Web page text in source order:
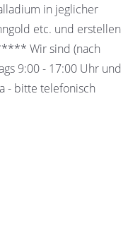
in jeglicher
etc. und erstellen
Wir sind (nach
9:00 - 17:00 Uhr und
- bitte telefonisch